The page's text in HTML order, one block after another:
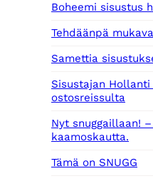
Boheemi sisustus
Tehdäänpä
Samettia
Sisustajan
ostosreissulta
Nyt snuggaillaan!
kaamoskautta.
Tämä on SNUGG